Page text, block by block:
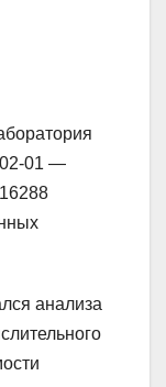
02-01 —
анализа